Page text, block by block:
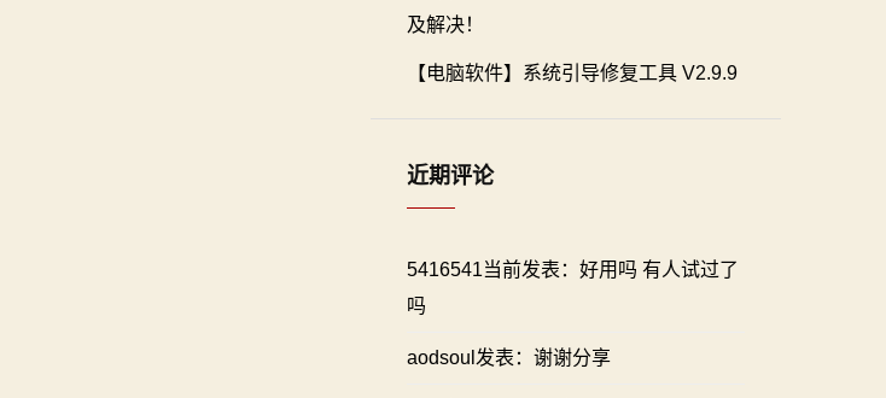
及解决！
【电脑软件】系统引导修复工具 V2.9.9
近期评论
5416541当前发表：好用吗 有人试过了
吗
aodsoul发表：谢谢分享